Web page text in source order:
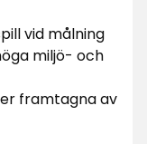
vid målning
miljö- och
framtagna av